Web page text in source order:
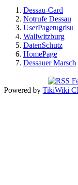
Dessau-Card
Notrufe Dessau
UserPagetugrisu
Wallwitzburg
DatenSchutz
HomePage
Dessauer Marsch
Powered by TikiWiki